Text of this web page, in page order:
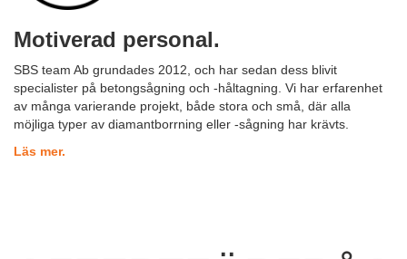
Motiverad personal.
SBS team Ab grundades 2012, och har sedan dess blivit
specialister på betongsågning och -håltagning. Vi har erfarenhet
av många varierande projekt, både stora och små, där alla
möjliga typer av diamantborrning eller -sågning har krävts.
Läs mer.